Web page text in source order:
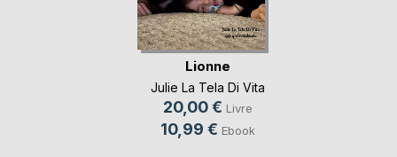
Lionne
Julie La Tela Di Vita
20,00 € Livre
10,99 € Ebook